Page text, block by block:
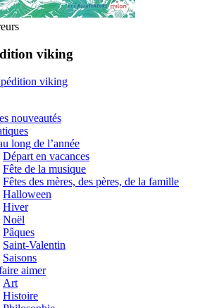
viking
viking
nouveautés
long de l’année
Départ en vacances
Fête de la musique
Fêtes des mères, des pères, de la famille
Halloween
Hiver
Noël
Pâques
Saint-Valentin
Saisons
aimer
Art
Histoire